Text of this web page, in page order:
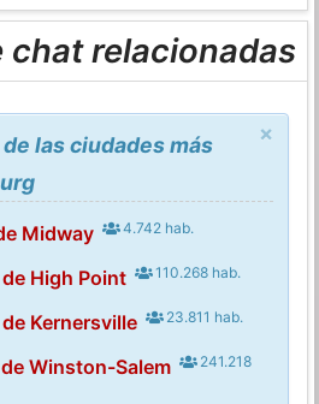
chat relacionadas
×
las ciudades más
Midway 4.742 hab.
High Point 110.268 hab.
Kernersville 23.811 hab.
Winston-Salem
241.218